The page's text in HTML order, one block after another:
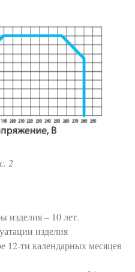
2
изделия – 10 лет.
изделия
12-ти календарных месяцев